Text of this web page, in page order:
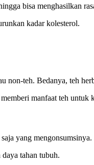
bisa menghasilkan
kadar kolesterol.
non-teh. Bedanya, teh
manfaat teh untuk
yang mengonsumsinya.
tahan tubuh.